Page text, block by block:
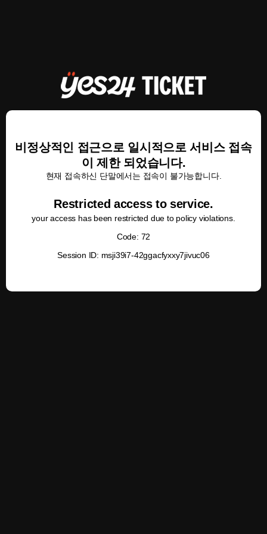
비정상적인 접근으로 일시적으로 서비스 접속
이 제한 되었습니다.
현재 접속하신 단말에서는 접속이 불가능합니다.
Restricted access to service.
your access has been restricted due to policy violations.
Code: 72
Session ID: msji39i7-42ggacfyxxy7jivuc06